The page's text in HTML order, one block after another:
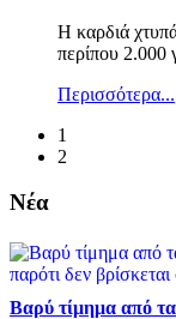
Η καρδιά
περίπου 2.000
Περισσότερα...
1
2
Νέα
Βαρύ τίμημα από